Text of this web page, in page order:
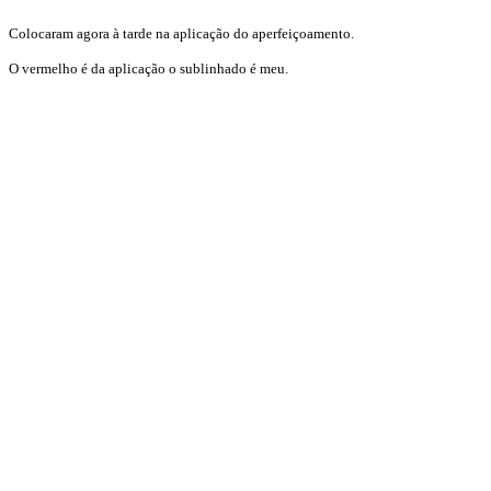
Colocaram agora à tarde na aplicação do aperfeiçoamento.
O vermelho é da aplicação o sublinhado é meu.